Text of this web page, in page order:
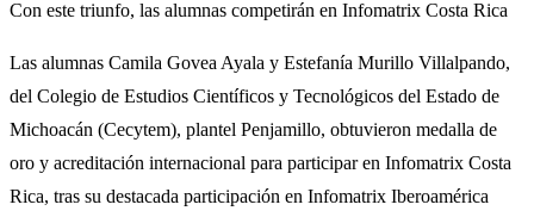
Con este triunfo, las alumnas competirán en Infomatrix Costa Rica
Las alumnas Camila Govea Ayala y Estefanía Murillo Villalpando,
del Colegio de Estudios Científicos y Tecnológicos del Estado de
Michoacán (Cecytem), plantel Penjamillo, obtuvieron medalla de
oro y acreditación internacional para participar en Infomatrix Costa
Rica, tras su destacada participación en Infomatrix Iberoamérica